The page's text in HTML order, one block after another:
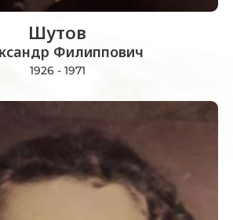
Шутов
Филиппович
1926 - 1971